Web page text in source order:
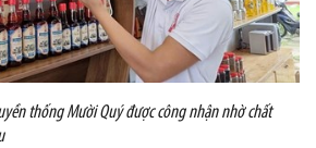
thống Mười Quý được công nhận nhờ chất